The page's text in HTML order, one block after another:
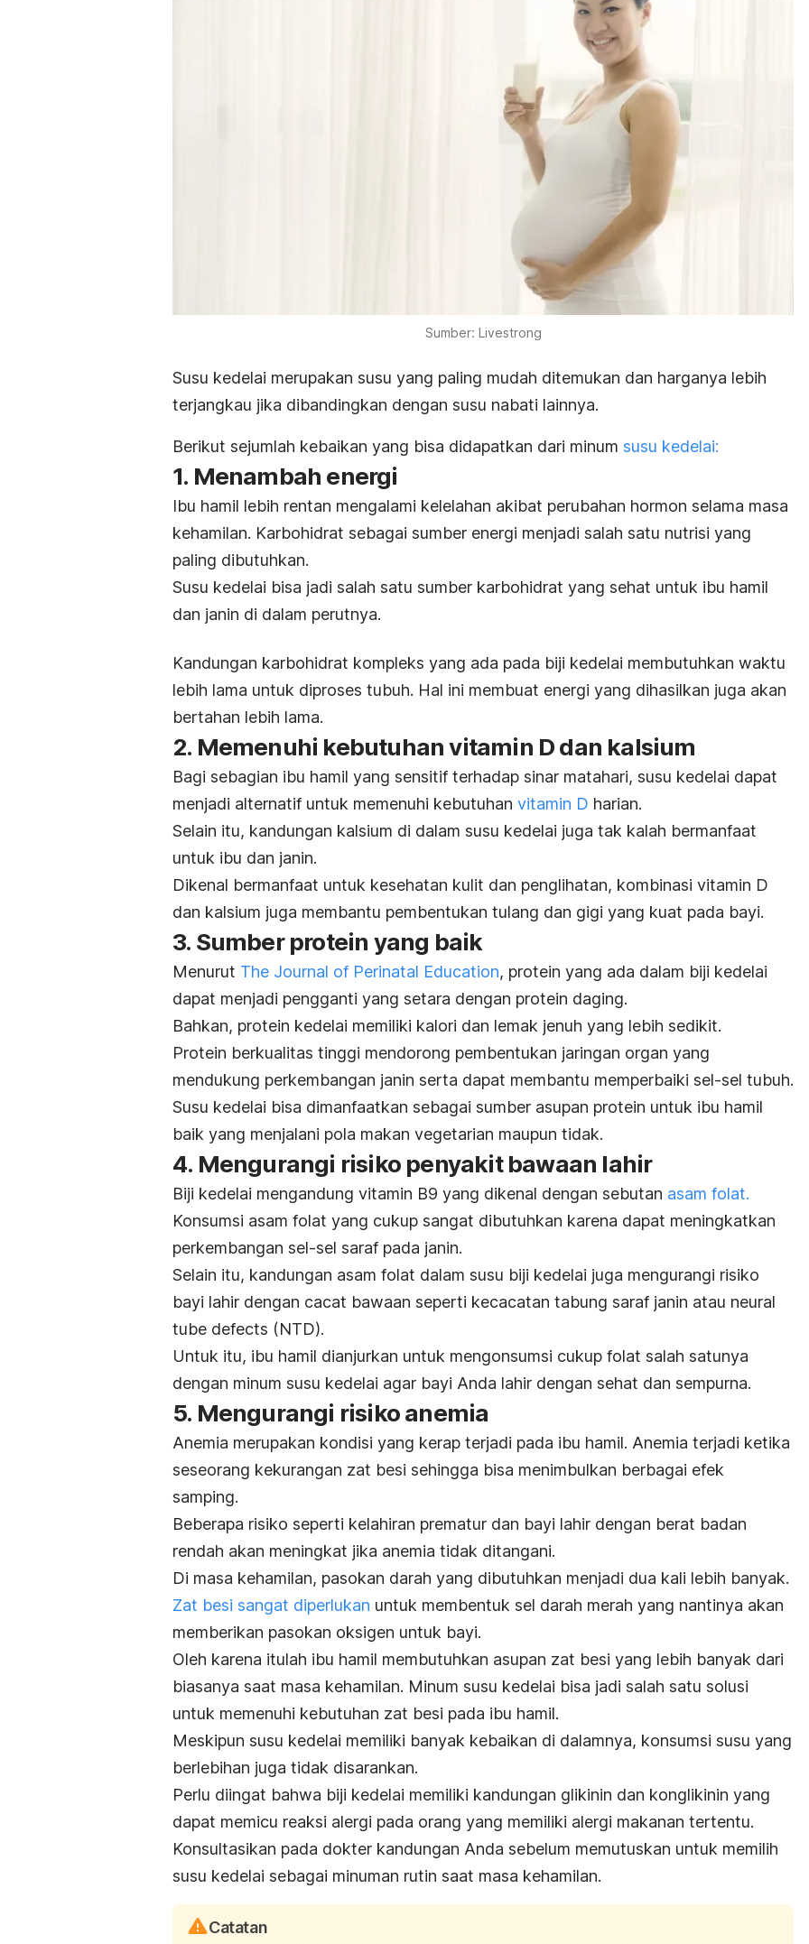
Sumber: Livestrong
Susu kedelai merupakan susu yang paling mudah ditemukan dan harganya lebih
terjangkau jika dibandingkan dengan susu nabati lainnya.
Berikut sejumlah kebaikan yang bisa didapatkan dari minum susu kedelai:
1. Menambah energi
Ibu hamil lebih rentan mengalami kelelahan akibat perubahan hormon selama masa
kehamilan. Karbohidrat sebagai sumber energi menjadi salah satu nutrisi yang
paling dibutuhkan.
Susu kedelai bisa jadi salah satu sumber karbohidrat yang sehat untuk ibu hamil
dan janin di dalam perutnya.
Kandungan karbohidrat kompleks yang ada pada biji kedelai membutuhkan waktu
lebih lama untuk diproses tubuh. Hal ini membuat energi yang dihasilkan juga akan
bertahan lebih lama.
2. Memenuhi kebutuhan vitamin D dan kalsium
Bagi sebagian ibu hamil yang sensitif terhadap sinar matahari, susu kedelai dapat
menjadi alternatif untuk memenuhi kebutuhan vitamin D harian.
Selain itu, kandungan kalsium di dalam susu kedelai juga tak kalah bermanfaat
untuk ibu dan janin.
Dikenal bermanfaat untuk kesehatan kulit dan penglihatan, kombinasi vitamin D
dan kalsium juga membantu pembentukan tulang dan gigi yang kuat pada bayi.
3. Sumber protein yang baik
Menurut The Journal of Perinatal Education, protein yang ada dalam biji kedelai
dapat menjadi pengganti yang setara dengan protein daging.
Bahkan, protein kedelai memiliki kalori dan lemak jenuh yang lebih sedikit.
Protein berkualitas tinggi mendorong pembentukan jaringan organ yang
mendukung perkembangan janin serta dapat membantu memperbaiki sel-sel tubuh.
Susu kedelai bisa dimanfaatkan sebagai sumber asupan protein untuk ibu hamil
baik yang menjalani pola makan vegetarian maupun tidak.
4. Mengurangi risiko penyakit bawaan lahir
Biji kedelai mengandung vitamin B9 yang dikenal dengan sebutan asam folat.
Konsumsi asam folat yang cukup sangat dibutuhkan karena dapat meningkatkan
perkembangan sel-sel saraf pada janin.
Selain itu, kandungan asam folat dalam susu biji kedelai juga mengurangi risiko
bayi lahir dengan cacat bawaan seperti kecacatan tabung saraf janin atau neural
tube defects (NTD).
Untuk itu, ibu hamil dianjurkan untuk mengonsumsi cukup folat salah satunya
dengan minum susu kedelai agar bayi Anda lahir dengan sehat dan sempurna.
5. Mengurangi risiko anemia
Anemia merupakan kondisi yang kerap terjadi pada ibu hamil. Anemia terjadi ketika
seseorang kekurangan zat besi sehingga bisa menimbulkan berbagai efek
samping.
Beberapa risiko seperti kelahiran prematur dan bayi lahir dengan berat badan
rendah akan meningkat jika anemia tidak ditangani.
Di masa kehamilan, pasokan darah yang dibutuhkan menjadi dua kali lebih banyak.
Zat besi sangat diperlukan untuk membentuk sel darah merah yang nantinya akan
memberikan pasokan oksigen untuk bayi.
Oleh karena itulah ibu hamil membutuhkan asupan zat besi yang lebih banyak dari
biasanya saat masa kehamilan. Minum susu kedelai bisa jadi salah satu solusi
untuk memenuhi kebutuhan zat besi pada ibu hamil.
Meskipun susu kedelai memiliki banyak kebaikan di dalamnya, konsumsi susu yang
berlebihan juga tidak disarankan.
Perlu diingat bahwa biji kedelai memiliki kandungan glikinin dan konglikinin yang
dapat memicu reaksi alergi pada orang yang memiliki alergi makanan tertentu.
Konsultasikan pada dokter kandungan Anda sebelum memutuskan untuk memilih
susu kedelai sebagai minuman rutin saat masa kehamilan.
Catatan